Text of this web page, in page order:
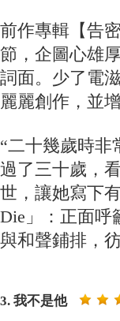
前作專輯【告
節，企圖心雄
詞面。少了電
麗麗創作，並
“二十幾歲時非
過了三十歲，
世，讓她寫下
Die」：正面呼
與和聲鋪排，
3. 我不是他